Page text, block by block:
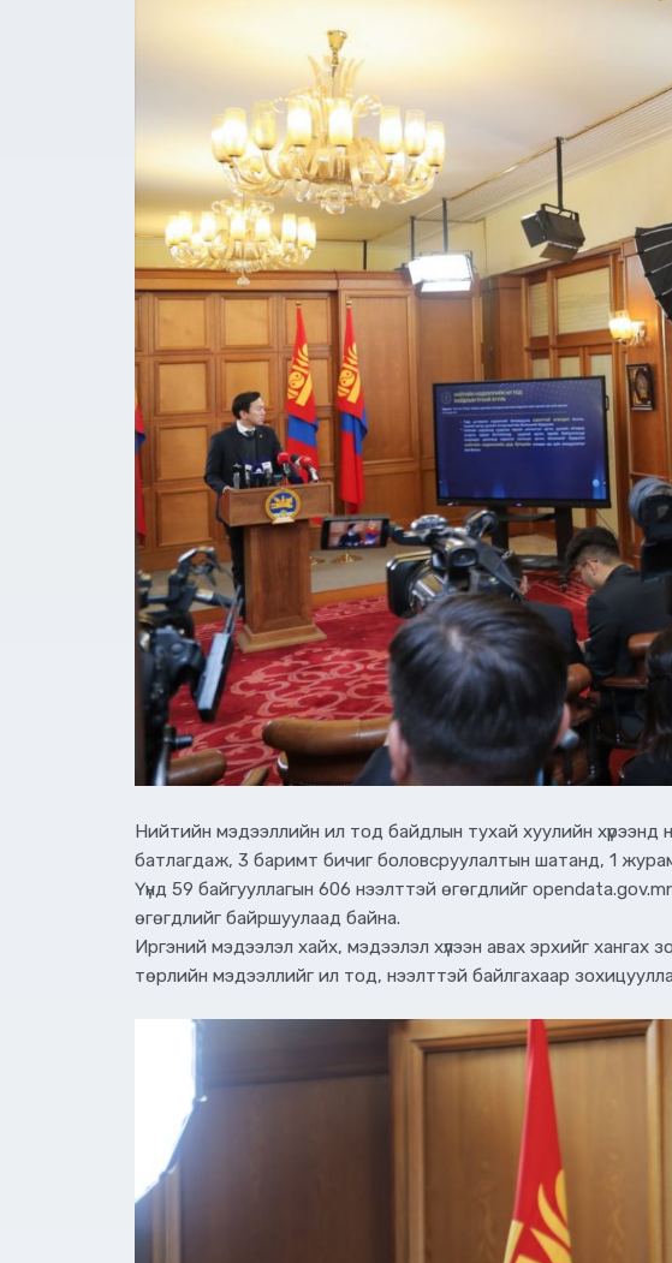
Нийтийн мэдээллийн ил тод байдлын тухай хуулийн хүрээнд
батлагдаж, 3 баримт бичиг боловсруулалтын шатанд, 1
Үүнд 59 байгууллагын 606 нээлттэй өгөгдлийг
өгөгдлийг байршуулаад байна.
Иргэний мэдээлэл хайх, мэдээлэл хүлээн авах эрхийг
төрлийн мэдээллийг ил тод, нээлттэй байлгахаар